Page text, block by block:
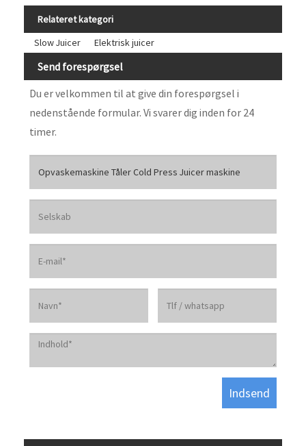
Relateret kategori
Slow Juicer
Elektrisk juicer
Send forespørgsel
Du er velkommen til at give din forespørgsel i
nedenstående formular. Vi svarer dig inden for 24
timer.